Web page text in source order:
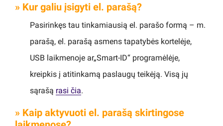
» Kur galiu įsigyti el. parašą?
Pasirinkęs tau tinkamiausią el. parašo formą – m.
parašą, el. parašą asmens tapatybės kortelėje,
USB laikmenoje ar„Smart-ID“ programėlėje,
kreipkis į atitinkamą paslaugų teikėją. Visą jų
sąrašą rasi čia.
» Kaip aktyvuoti el. parašą skirtingose